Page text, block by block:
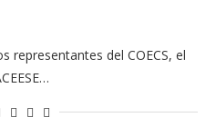
representantes del COECS, el